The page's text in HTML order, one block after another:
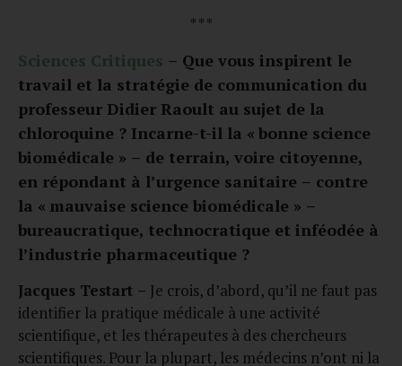
* * *
Sciences Critiques – Que vous inspirent le
travail et la stratégie de communication du
professeur Didier Raoult au sujet de la
chloroquine ? Incarne-t-il la « bonne science
biomédicale » – de terrain, voire citoyenne,
en répondant à l’urgence sanitaire – contre
la « mauvaise science biomédicale » –
bureaucratique, technocratique et inféodée à
l’industrie pharmaceutique ?
Jacques Testart – Je crois, d’abord, qu’il ne faut pas
identifier la pratique médicale à une activité
scientifique, et les thérapeutes à des chercheurs
scientifiques. Pour la plupart, les médecins n’ont ni la